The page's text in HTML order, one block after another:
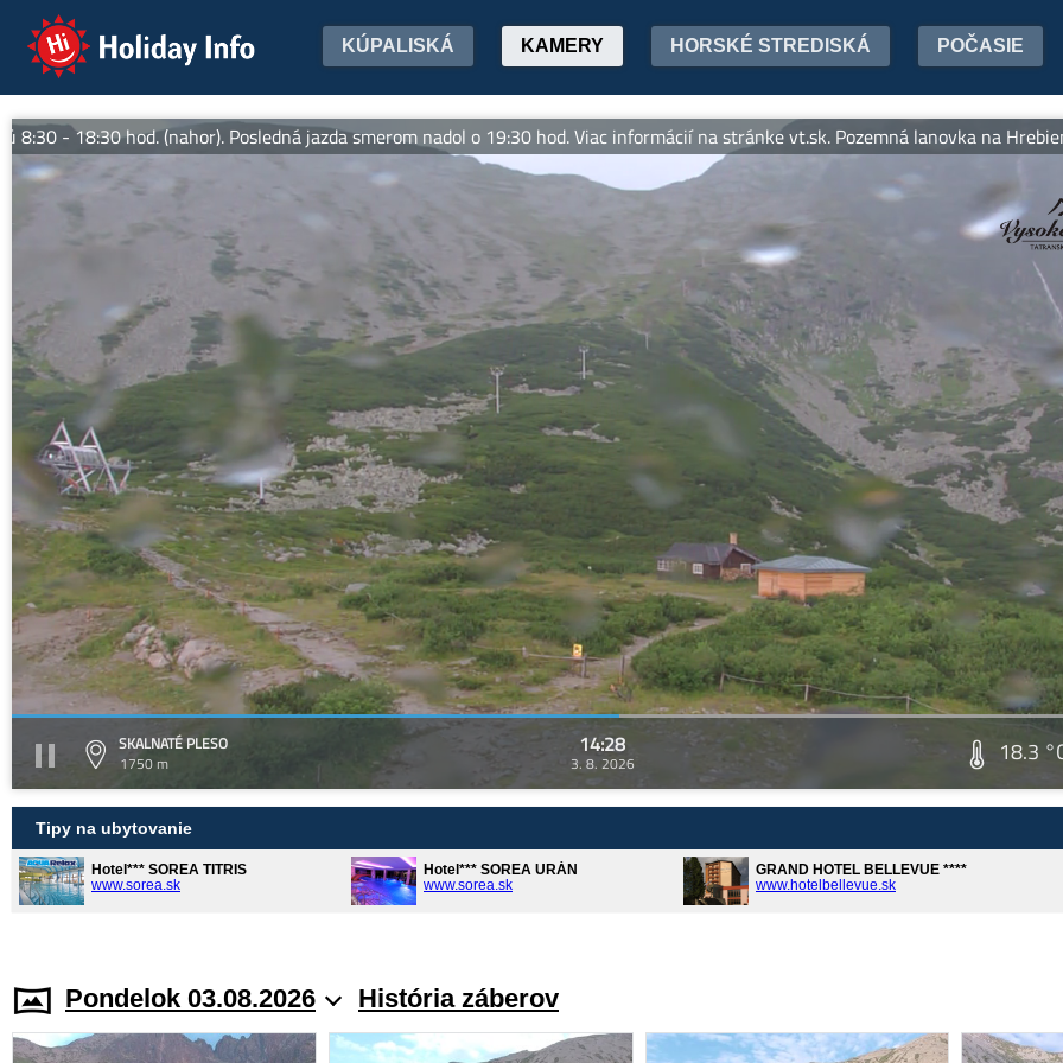
Holiday Info KÚPALISKÁ KAMERY HORSKÉ STREDISKÁ POČASIE
hod. (nahor). Posledná jazda smerom nadol o 19:30 hod. Viac informácií na stránke vt.sk. Pozemná lanovka na Hrebienok v
SKALNATÉ PLESO
1750 m
14:28
3. 8. 2026 18.3
Tipy na ubytovanie
Hotel*** SOREA TITRIS
www.sorea.sk
Hotel*** SOREA URÁN
www.sorea.sk
GRAND HOTEL BELLEVUE ****
www.hotelbellevue.sk
Pondelok 03.08.2026 História záberov